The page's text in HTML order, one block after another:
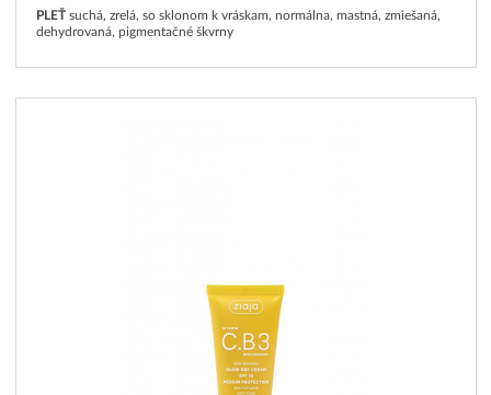
PLEŤ suchá, zrelá, so sklonom k vráskam, normálna, mastná, zmiešaná,
dehydrovaná, pigmentačné škvrny